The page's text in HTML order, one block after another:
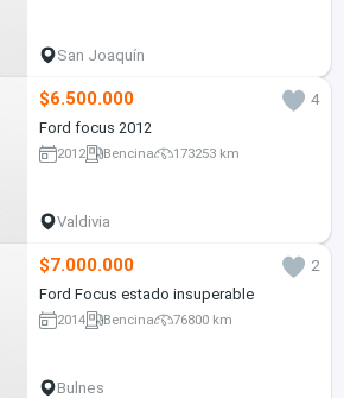
San Joaquín
$6.500.000
4
Ford focus 2012
2012 Bencina 173253 km
Valdivia
$7.000.000
2
Ford Focus estado insuperable
2014 Bencina 76800 km
Bulnes